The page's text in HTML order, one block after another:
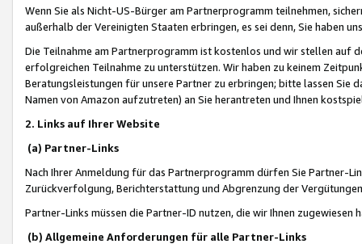
Wenn Sie als Nicht-US-Bürger am Partnerprogramm teilnehmen,
außerhalb der Vereinigten Staaten erbringen, es sei denn, Sie haben
Die Teilnahme am Partnerprogramm ist kostenlos und wir stellen auf
erfolgreichen Teilnahme zu unterstützen. Wir haben zu keinem
Beratungsleistungen für unsere Partner zu erbringen; bitte lassen Sie
Namen von Amazon aufzutreten) an Sie herantreten und Ihnen
2. Links auf Ihrer Website
(a) Partner-Links
Nach Ihrer Anmeldung für das Partnerprogramm dürfen Sie Partner-
Zurückverfolgung, Berichterstattung und Abgrenzung der
Partner-Links müssen die Partner-ID nutzen, die wir Ihnen zugewiesen
(b) Allgemeine Anforderungen für alle Partner-Links